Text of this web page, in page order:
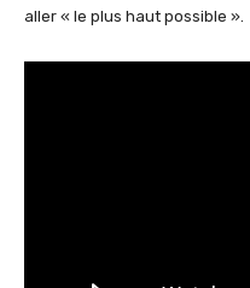
aller « le plus haut possible ».